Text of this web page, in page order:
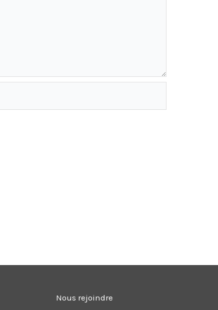
Nous rejoindre